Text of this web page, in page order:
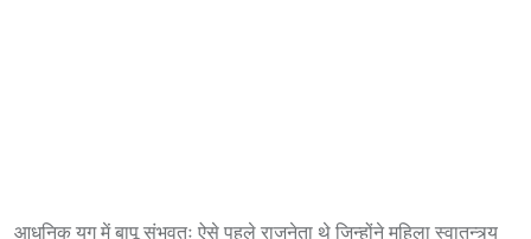
आधुनिक युग में बापू संभवतः ऐसे पहले राजनेता थे जिन्होंने महिला स्वातन्त्र्य